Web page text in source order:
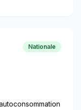
Nationale